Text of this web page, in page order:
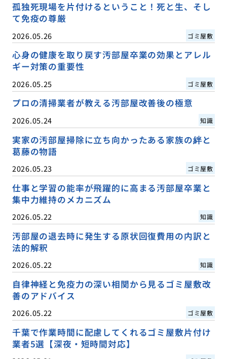
孤独死現場を片付けるということ！死と生、そし
て免疫の尊厳
2026.05.26 ゴミ屋敷
心身の健康を取り戻す汚部屋卒業の効果とアレル
ギー対策の重要性
2026.05.25 ゴミ屋敷
プロの清掃業者が教える汚部屋改善後の極意
2026.05.24 知識
実家の汚部屋掃除に立ち向かったある家族の絆と
葛藤の物語
2026.05.23 ゴミ屋敷
仕事と学習の能率が飛躍的に高まる汚部屋卒業と
集中力維持のメカニズム
2026.05.22 知識
汚部屋の退去時に発生する原状回復費用の内訳と
法的解釈
2026.05.22 知識
自律神経と免疫力の深い相関から見るゴミ屋敷改
善のアドバイス
2026.05.22 ゴミ屋敷
千葉で作業時間に配慮してくれるゴミ屋敷片付け
業者5選【深夜・短時間対応】